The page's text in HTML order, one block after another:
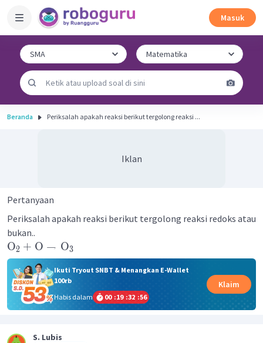
Masuk
Beranda Periksalah apakah reaksi berikut tergolong reaksi ...
Iklan
Pertanyaan
Periksalah apakah reaksi berikut tergolong reaksi redoks atau
bukan..
O2 + O → O3
Ikuti Tryout SNBT & Menangkan E-Wallet
100rb
Habis dalam
00 :19 :32 :56
Klaim
S. Lubis